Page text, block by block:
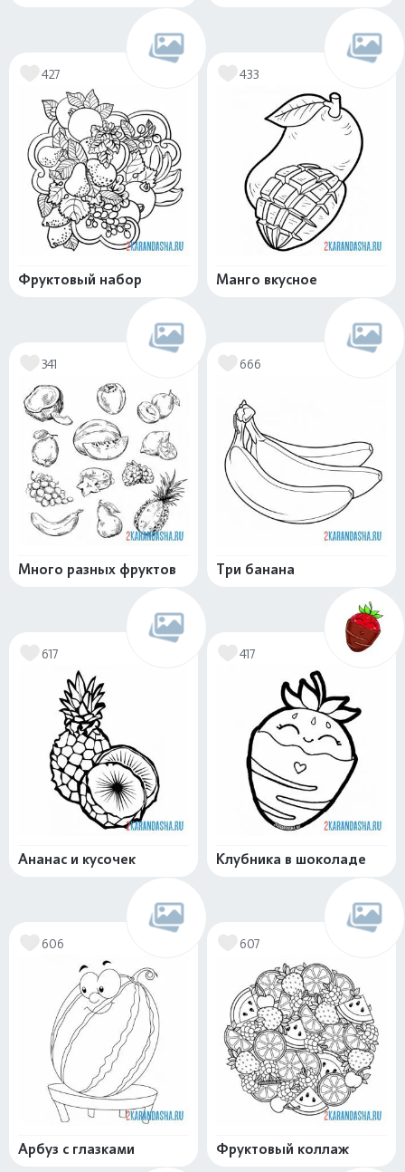
427
Фруктовый набор
433
Манго вкусное
341
Много разных фруктов
666
Три банана
617
Ананас и кусочек
417
Клубника в шоколаде
606
Арбуз с глазками
607
Фруктовый коллаж